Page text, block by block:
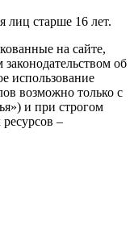
лиц старше 16 лет.
на сайте,
об
использование
возможно только с
и при строгом
–